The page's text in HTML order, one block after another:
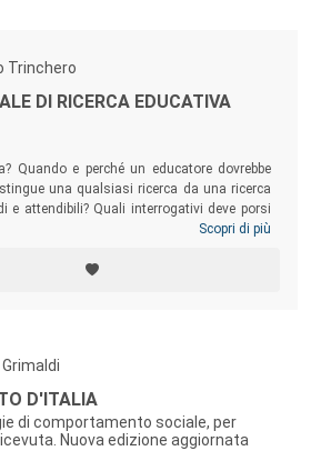
Trinchero
DI RICERCA EDUCATIVA
Quando e perché un educatore dovrebbe
una qualsiasi ricerca da una ricerca
e attendibili? Quali interrogativi deve porsi
in contesti educativi? Questo manuale
chiunque si sia accostato al mondo della
e della formazione prima o
Scopri di più
D'ITALIA
di comportamento sociale, per
Nuova edizione aggiornata